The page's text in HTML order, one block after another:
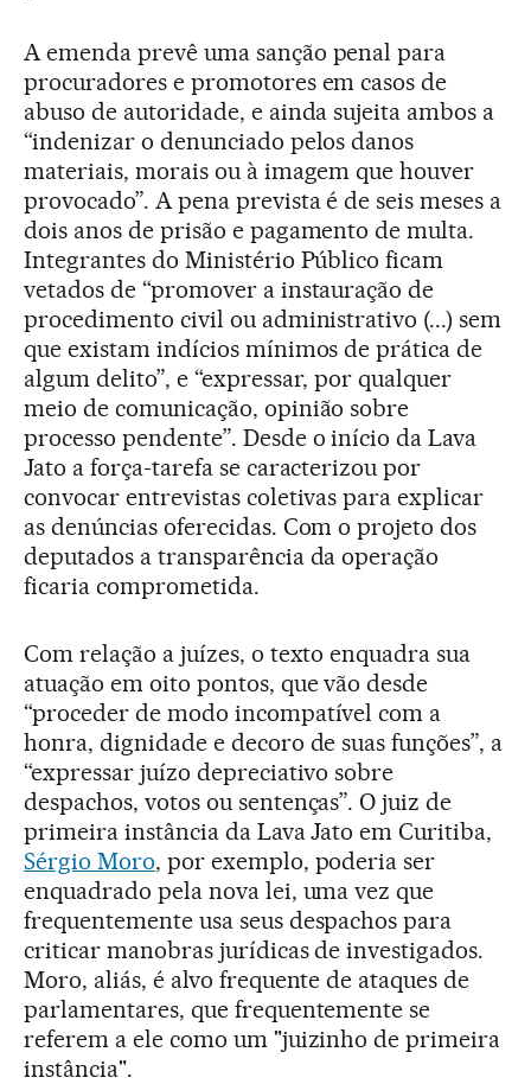
A emenda prevê uma sanção penal para
procuradores e promotores em casos de
abuso de autoridade, e ainda sujeita ambos a
“indenizar o denunciado pelos danos
materiais, morais ou à imagem que houver
provocado”. A pena prevista é de seis meses a
dois anos de prisão e pagamento de multa.
Integrantes do Ministério Público ficam
vetados de “promover a instauração de
procedimento civil ou administrativo (...) sem
que existam indícios mínimos de prática de
algum delito”, e “expressar, por qualquer
meio de comunicação, opinião sobre
processo pendente”. Desde o início da Lava
Jato a força-tarefa se caracterizou por
convocar entrevistas coletivas para explicar
as denúncias oferecidas. Com o projeto dos
deputados a transparência da operação
ficaria comprometida.
Com relação a juízes, o texto enquadra sua
atuação em oito pontos, que vão desde
“proceder de modo incompatível com a
honra, dignidade e decoro de suas funções”, a
“expressar juízo depreciativo sobre
despachos, votos ou sentenças”. O juiz de
primeira instância da Lava Jato em Curitiba,
Sérgio Moro, por exemplo, poderia ser
enquadrado pela nova lei, uma vez que
frequentemente usa seus despachos para
criticar manobras jurídicas de investigados.
Moro, aliás, é alvo frequente de ataques de
parlamentares, que frequentemente se
referem a ele como um "juizinho de primeira
instância".